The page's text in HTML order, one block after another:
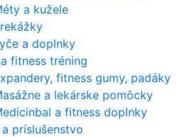
a kužele
a doplnky
fitness tréning
fitness gumy, padáky
a lekárske pomôcky
a fitness doplnky
príslušenstvo